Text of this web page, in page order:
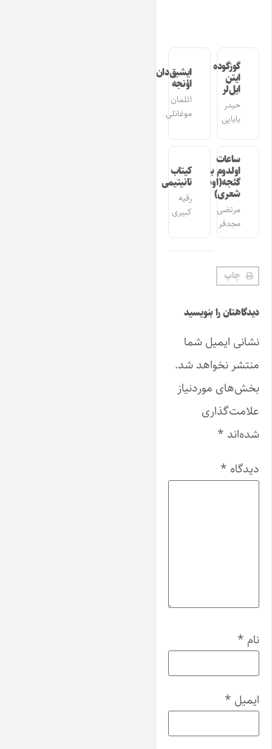
گوزگوده
ایتن
ایل‌لر
حیدر
بابایی
ایشیق‌دان
اؤنجه
ائلمان
موغانلی
ساعات
اولدوم بیر
گئجه(اوشاق
شعری)
مرتضی
مجدفر
کیتاب
تانیتیمی
رقیه
کبیری
چاپ
دیدگاهتان را بنویسید
نشانی ایمیل شما
منتشر نخواهد شد.
بخش‌های موردنیاز
علامت‌گذاری
شده‌اند *
دیدگاه *
نام *
ایمیل *